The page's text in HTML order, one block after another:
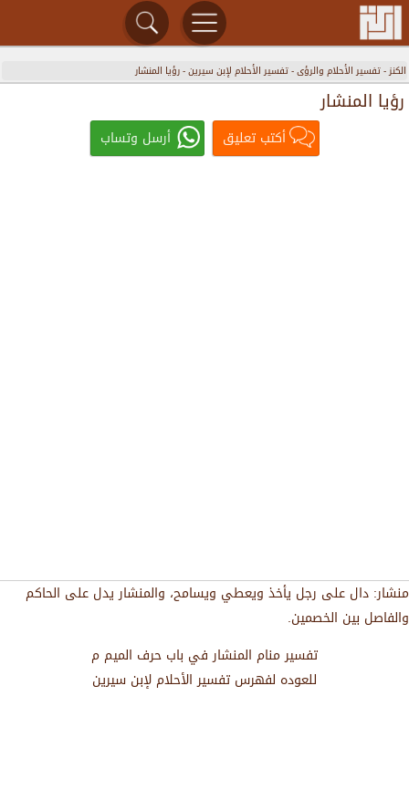
الكنز-تفسير الأحلام والرؤى-تفسير الأحلام لإبن سيرين-رؤيا المنشار
رؤيا المنشار
أكتب تعليق أرسل وتساب
منشار: دال على رجل يأخذ ويعطي ويسامح، والمنشار يدل على الحاكم
والفاصل بين الخصمين.
تفسير منام المنشار في باب حرف الميم م
للعوده لفهرس تفسير الأحلام لإبن سيرين